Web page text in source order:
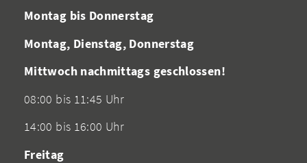
Montag bis Donnerstag
Montag, Dienstag, Donnerstag
Mittwoch nachmittags geschlossen!
08:00 bis 11:45 Uhr
14:00 bis 16:00 Uhr
Freitag